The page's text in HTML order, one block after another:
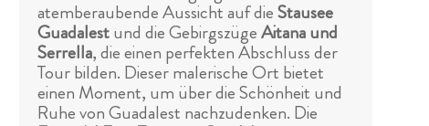
atemberaubende Aussicht auf dieStausee
Guadalestund die GebirgszügeAitana und
Serrella, die einen perfekten Abschluss der
Tour bilden. Dieser malerische Ort bietet
einen Moment, um über die Schönheit und
Ruhe von Guadalest nachzudenken. Die